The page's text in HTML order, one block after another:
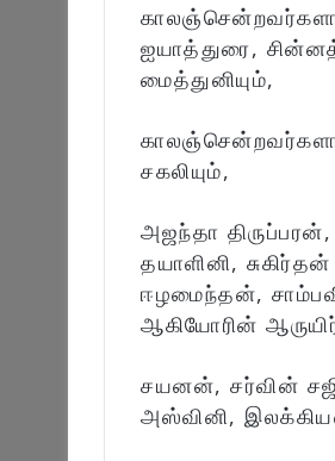
ஐயாத்துரை,
மைத்துனியும்,
சகலியும்,
அஜந்தா
தயாளினி,
ஈழமைந்தன்,
ஆகியோரின்
சயனன், சர்வின்
அஸ்வினி,